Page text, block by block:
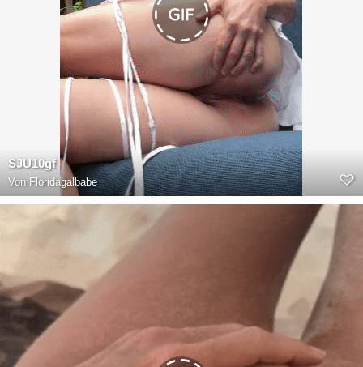
SJU10gf
Von Floridagalbabe